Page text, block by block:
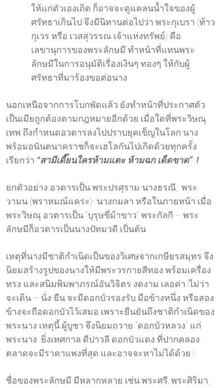
ให้แก่ตัวเองเถิด ก็อาจจะดูแคลนน้ำใจของผู้
ศรัทธาเกินไป จึงมีนิทานต่อไปว่า พระกุเบรา (ท้าว
กุเวร หรือ เวสสุวรรณ เจ้าแห่งทรัพย์) คือ
เลขานุการของพระลักษมี ทำหน้าที่แทนพระ
ลักษมีในการอนุมัติเรื่องเงินๆ ทองๆ ให้กับผู้
ศรัทธาที่มาร้องขอต่อนาง
นอกเหนือจากการโบกพัดแล้ว ยังทำหน้าที่ประกาศตัว
เป็นเมียถูกต้องตามกฎหมายอีกด้วย เมื่อใดที่พระวิษณุ
เทพ ถึงกำหนดอวตารลงไปปราบยุคเข็ญในโลก นาง
พร้อมอนันตนาคราชก็จะเฮโลกันไปเกิดด้วยทุกครั้ง
เรียกว่า “สามีเดี๊ยนใครห้ามแตะ ห้ามฉก เด็ดขาด” !
ยกตัวอย่าง อวตารเป็น พระปรศุราม-นางธรณี, พระ
วามน (พราหมณ์แคระ)- นางกมลา หรือในภายหน้า เมื่อ
พระวิษณุ อวตารเป็น “บุรุษขี่ม้าขาว” พระกัลกี – พระ
ลักษมีก็อวตารเป็นนางปัทมวดี เป็นต้น
เหตุที่นางมีชาติกำเนิดเป็นของวิเศษจากเกษียรสมุทร จึง
นิยมสร้างรูปของนางให้มีพระวรกายสีทอง พร้อมเครื่อง
ทรง และสนิมพิมพาภรณ์อันวิจิตร งดงาม เลอค่า !ไม่ว่า
จะเดิน – นั่ง-ยืน จะมีดอกบัวรองรับ มือข้างหนึ่ง หรือสอง
ข้างจะถือดอกบัวไว้เสมอ เพราะยืนยันถึงชาติกำเนิดของ
พระนาง เหตุนี้ ผู้บูชา จึงนิยมถวาย “ดอกบัวหลวง” แก่
พระนาง ยิ่งเทศกาล ดีปาวลี ดอกบัวแดง ที่ปากคลอง
ตลาดจะมีราคาแพงที่สุด และอาจจะหาไม่ได้ด้วย !
ชื่อของพระลักษมี มีหลากหลาย เช่น พระศรี, พระศิริมา,